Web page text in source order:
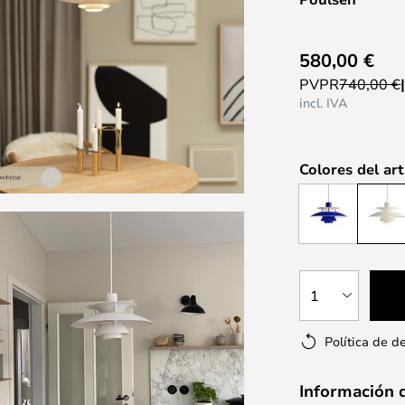
580,00 €
PVPR740,00 €
incl. IVA
Colores del
1
Política de
Información